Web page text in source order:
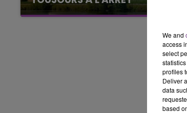
CHAMPAGNE FM
Cela fait déjà une semaine que la
justifiée par la sécheresse intense qui
We and
access
select
profiles
Deliver
data
based